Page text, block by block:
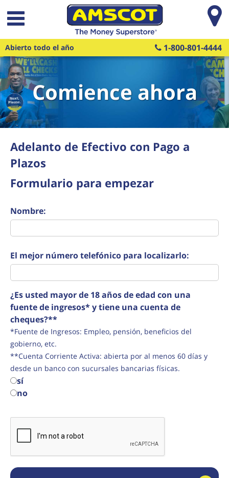
Saltar al contenido principal
Abierto todo el año 1-800-801-4444
Comience ahora
Adelanto de Efectivo con Pago a
Plazos
Formulario para empezar
Nombre:
El mejor número telefónico para localizarlo:
¿Es usted mayor de 18 años de edad con una
fuente de ingresos* y tiene una cuenta de
cheques?**
*Fuente de Ingresos: Empleo, pensión, beneficios del
gobierno, etc.
**Cuenta Corriente Activa: abierta por al menos 60 días y
desde un banco con sucursales bancarias físicas.
sí
no